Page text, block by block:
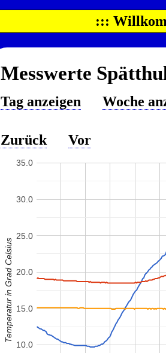
:::
Messwerte
Tag anzeigen Woche
Zurück Vor
10.0
15.0
20.0
25.0
30.0
35.0
Temperatur in Grad Celsius